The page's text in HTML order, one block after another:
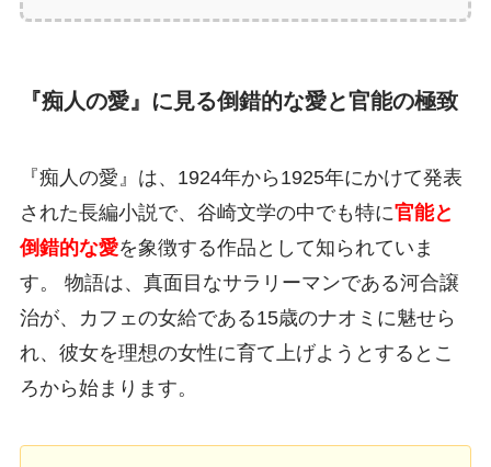
『痴人の愛』に見る倒錯的な愛と官能の極致
『痴人の愛』は、1924年から1925年にかけて発表
された長編小説で、谷崎文学の中でも特に官能と
倒錯的な愛を象徴する作品として知られていま
す。 物語は、真面目なサラリーマンである河合譲
治が、カフェの女給である15歳のナオミに魅せら
れ、彼女を理想の女性に育て上げようとするとこ
ろから始まります。